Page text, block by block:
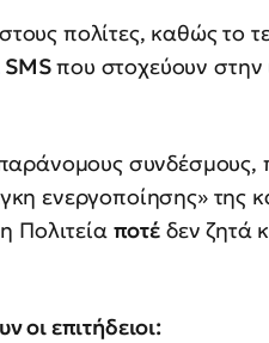
πολίτες, καθώς το
SMSπου στοχεύουν στην
συνδέσμους,
ενεργοποίησης» της
Πολιτεία ποτέδεν ζητά
οι επιτήδειοι: